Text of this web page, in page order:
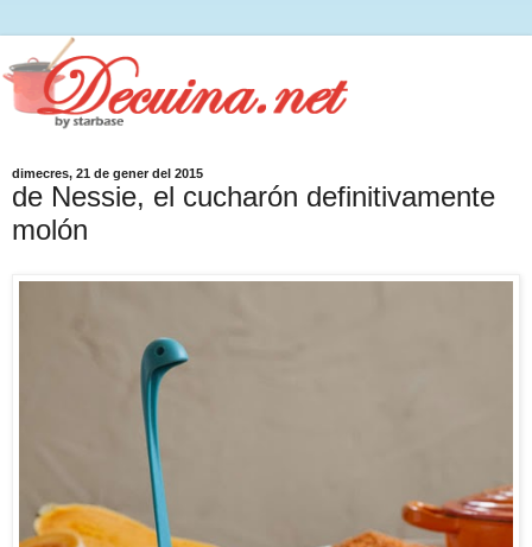
dimecres, 21 de gener del 2015
de Nessie, el cucharón definitivamente
molón